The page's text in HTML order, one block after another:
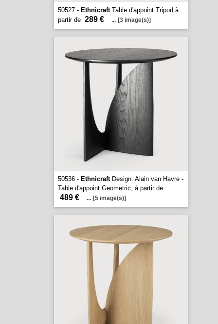
50527 - EthnicraftTable d'appoint Tripod à
partir de 289 € ... [3 image(s)]
50536 - EthnicraftDesign. Alain van Havre -
Table d'appoint Geometric, à partir de
489 € ... [5 image(s)]